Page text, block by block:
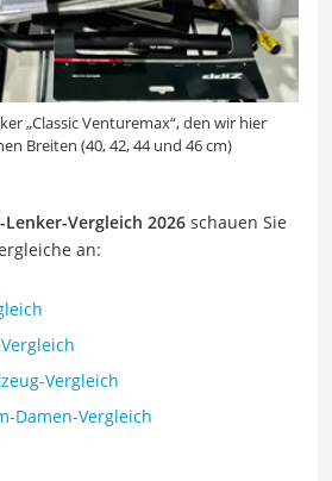
„Classic Venturemax“, den wir hier
Breiten (40, 42, 44 und 46 cm)
Lenker-Vergleich 2026 schauen Sie
an:
Vergleich
Damen-Vergleich